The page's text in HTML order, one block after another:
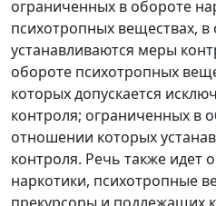
ограниченных в обороте
психотропных веществах,
устанавливаются меры
обороте психотропных
которых допускается
контроля; ограниченных в
отношении которых
контроля. Речь также идет
наркотики, психотропные